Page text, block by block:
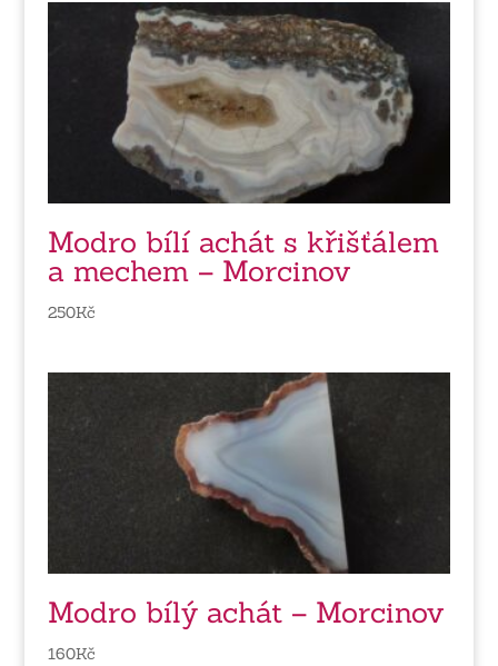
Modro bílí achát s křišťálem
a mechem – Morcinov
250Kč
Modro bílý achát – Morcinov
160Kč